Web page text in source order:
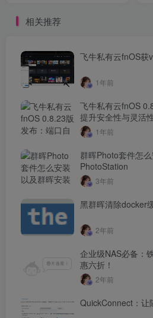
相关推荐
飞牛私有云fnOS获
1年前
飞牛私有云fnOS
提升安全性与灵活
1年前
群晖Photo套件怎
PhotoStation
3年前
黑群晖清除docker
2年前
企业级NAS必备：
惠六折！
2年前
​QuickConnect：让